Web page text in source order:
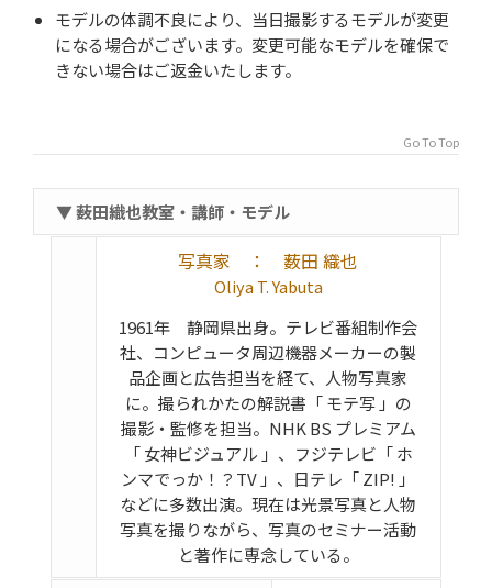
モデルの体調不良により、当日撮影するモデルが変更
になる場合がございます。変更可能なモデルを確保で
きない場合はご返金いたします。
Go To Top
▼ 薮田織也教室・講師・モデル
写真家 ： 薮田 織也
Oliya T. Yabuta
1961年 静岡県出身。テレビ番組制作会
社、コンピュータ周辺機器メーカーの製
品企画と広告担当を経て、人物写真家
に。撮られかたの解説書「 モテ写 」の
撮影・監修を担当。NHK BS プレミアム
「 女神ビジュアル 」、フジテレビ「 ホ
ンマでっか！？TV 」、日テレ「 ZIP! 」
などに多数出演。現在は光景写真と人物
写真を撮りながら、写真のセミナー活動
と著作に専念している。